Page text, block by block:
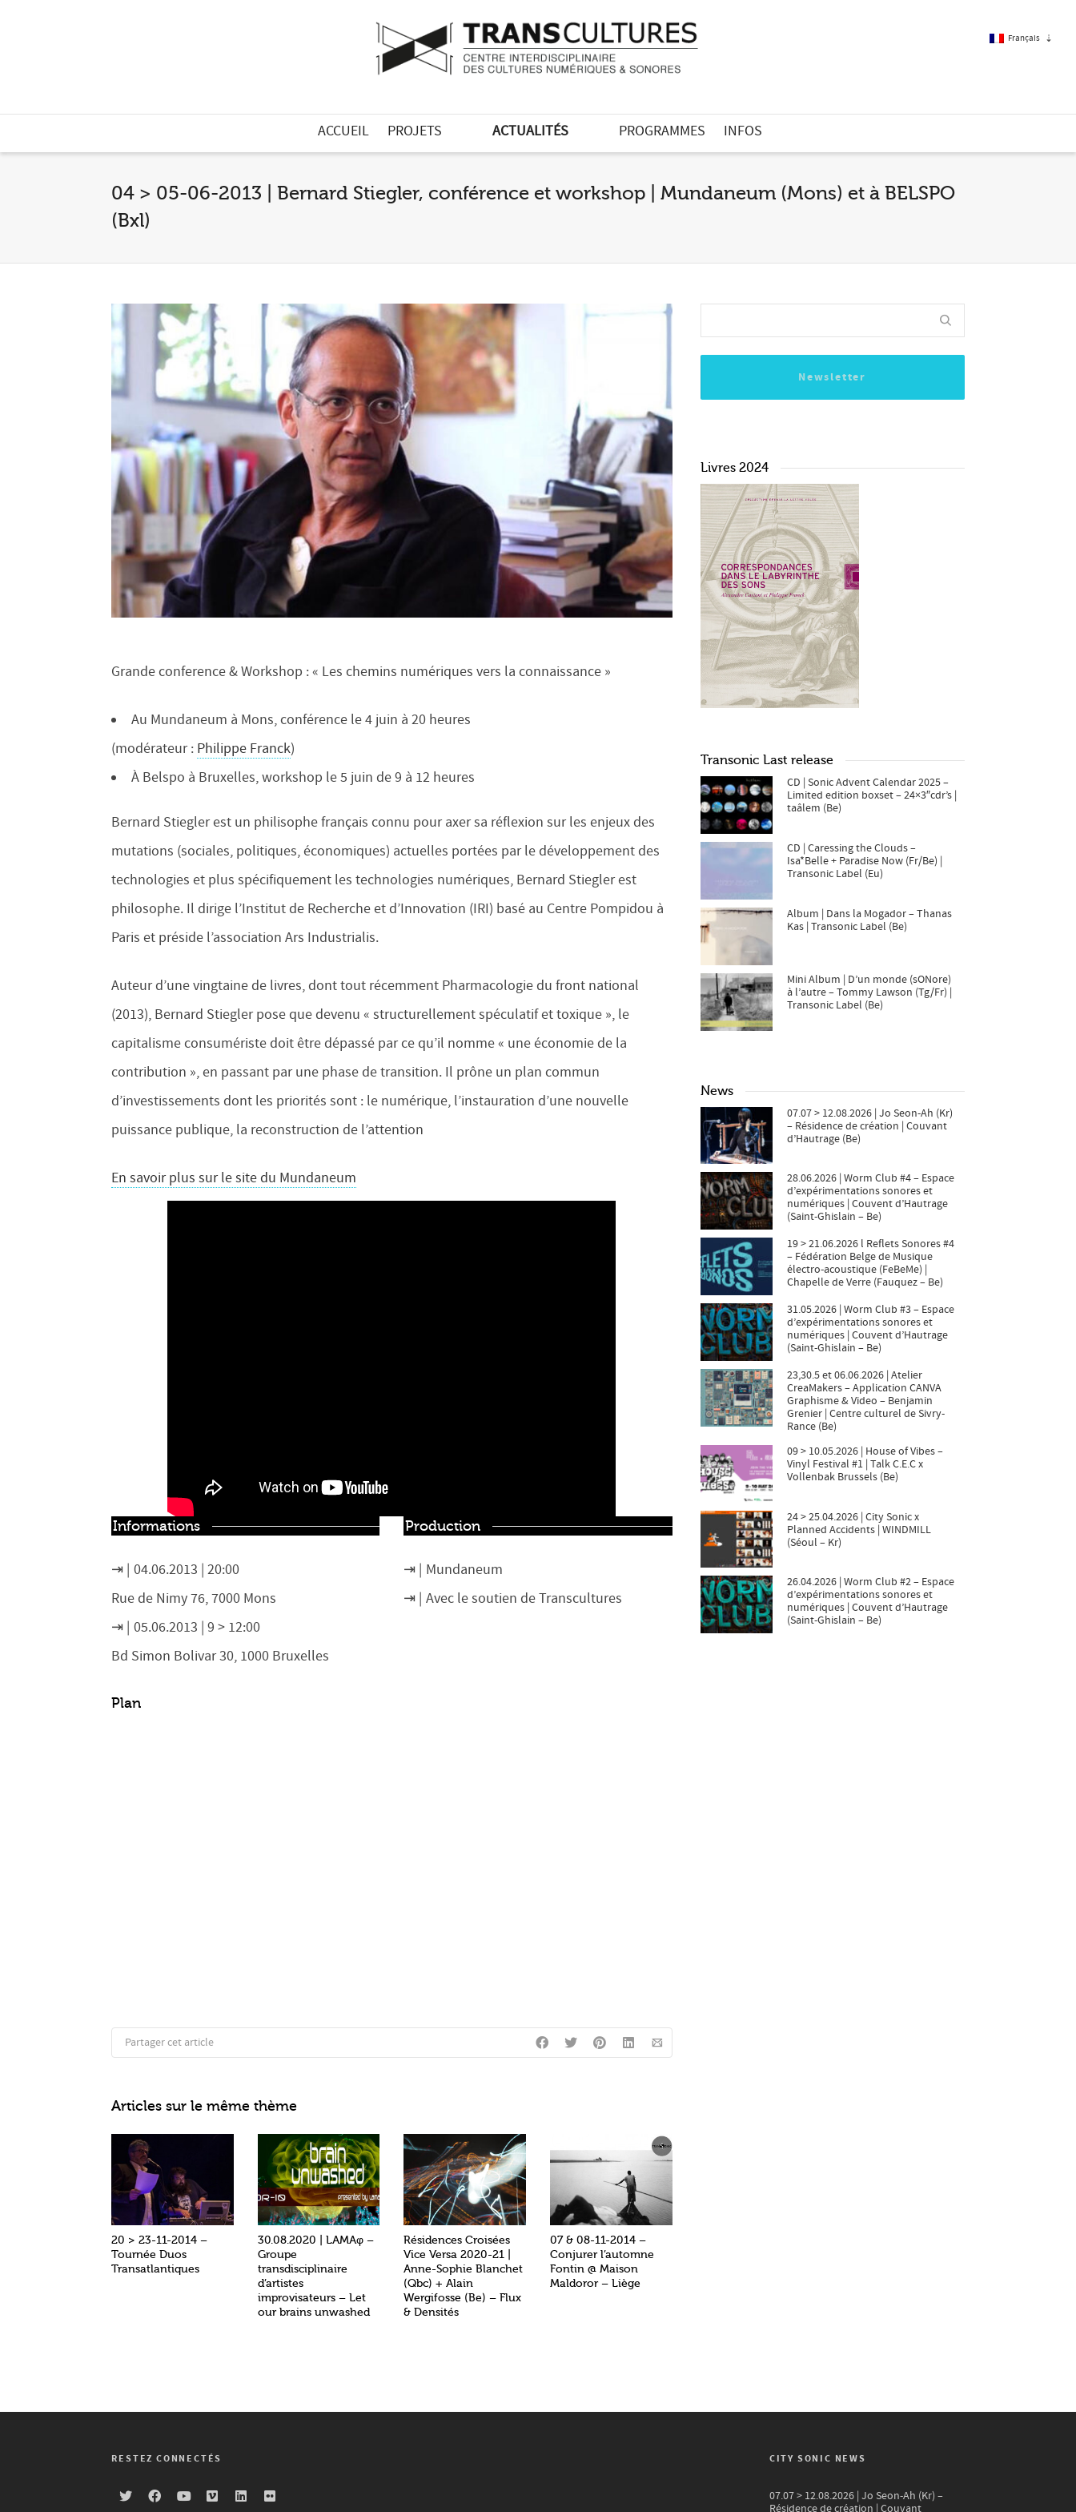
Français
ACCUEIL PROJETS ACTUALITÉS PROGRAMMES INFOS
04 > 05-06-2013 | Bernard Stiegler, conférence et workshop | Mundaneum (Mons) et à BELSPO
(Bxl)
Grande conference & Workshop : « Les chemins numériques vers la connaissance »
Au Mundaneum à Mons, conférence le 4 juin à 20 heures
(modérateur : Philippe Franck)
À Belspo à Bruxelles, workshop le 5 juin de 9 à 12 heures
Bernard Stiegler est un philisophe français connu pour axer sa réflexion sur les enjeux des
mutations (sociales, politiques, économiques) actuelles portées par le développement des
technologies et plus spécifiquement les technologies numériques, Bernard Stiegler est
philosophe. Il dirige l’Institut de Recherche et d’Innovation (IRI) basé au Centre Pompidou à
Paris et préside l’association Ars Industrialis.
Auteur d’une vingtaine de livres, dont tout récemment Pharmacologie du front national
(2013), Bernard Stiegler pose que devenu « structurellement spéculatif et toxique », le
capitalisme consumériste doit être dépassé par ce qu’il nomme « une économie de la
contribution », en passant par une phase de transition. Il prône un plan commun
d’investissements dont les priorités sont : le numérique, l’instauration d’une nouvelle
puissance publique, la reconstruction de l’attention
En savoir plus sur le site du Mundaneum
Informations
04.06.2013 | 20:00
Rue de Nimy 76, 7000 Mons
05.06.2013 | 9 > 12:00
Bd Simon Bolivar 30, 1000 Bruxelles
Production
Mundaneum
Avec le soutien de Transcultures
Plan
Partager cet article
Articles sur le même thème
20 > 23-11-2014 –
Tournée Duos
Transatlantiques
30.08.2020 | LAMAφ –
Groupe
transdisciplinaire
d’artistes
improvisateurs – Let
our brains unwashed
Résidences Croisées
Vice Versa 2020-21 |
Anne-Sophie Blanchet
(Qbc) + Alain
Wergifosse (Be) – Flux
& Densités
07 & 08-11-2014 –
Conjurer l’automne
Fontin @ Maison
Maldoror – Liège
Newsletter
Livres 2024
Transonic Last release
CD | Sonic Advent Calendar 2025 –
Limited edition boxset – 24×3″cdr’s |
taâlem (Be)
CD | Caressing the Clouds –
Isa*Belle + Paradise Now (Fr/Be) |
Transonic Label (Eu)
Album | Dans la Mogador – Thanas
Kas | Transonic Label (Be)
Mini Album | D’un monde (sONore)
à l’autre – Tommy Lawson (Tg/Fr) |
Transonic Label (Be)
News
07.07 > 12.08.2026 | Jo Seon-Ah (Kr)
– Résidence de création | Couvant
d’Hautrage (Be)
28.06.2026 | Worm Club #4 – Espace
d’expérimentations sonores et
numériques | Couvent d’Hautrage
(Saint-Ghislain – Be)
19 > 21.06.2026 l Reflets Sonores #4
– Fédération Belge de Musique
électro-acoustique (FeBeMe) |
Chapelle de Verre (Fauquez – Be)
31.05.2026 | Worm Club #3 – Espace
d’expérimentations sonores et
numériques | Couvent d’Hautrage
(Saint-Ghislain – Be)
23,30.5 et 06.06.2026 | Atelier
CreaMakers – Application CANVA
Graphisme & Video – Benjamin
Grenier | Centre culturel de Sivry-
Rance (Be)
09 > 10.05.2026 | House of Vibes –
Vinyl Festival #1 | Talk C.E.C x
Vollenbak Brussels (Be)
24 > 25.04.2026 | City Sonic x
Planned Accidents | WINDMILL
(Séoul – Kr)
26.04.2026 | Worm Club #2 – Espace
d’expérimentations sonores et
numériques | Couvent d’Hautrage
(Saint-Ghislain – Be)
RESTEZ CONNECTÉS CITY SONIC NEWS
07.07 > 12.08.2026 | Jo Seon-Ah (Kr) –
Résidence de création | Couvant